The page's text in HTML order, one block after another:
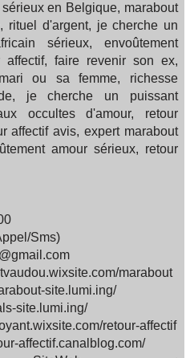
en Belgique, marabout
rituel d'argent, je cherche un
sérieux, envoûtement
affectif, faire revenir son ex,
ou sa femme, richesse
je cherche un puissant
occultes d'amour, retour
affectif avis, expert marabout
amour sérieux, retour
Sms)
marabout
site.lumi.ing/
site.lumi.ing/
retour-affectif
affectif.canalblog.com/